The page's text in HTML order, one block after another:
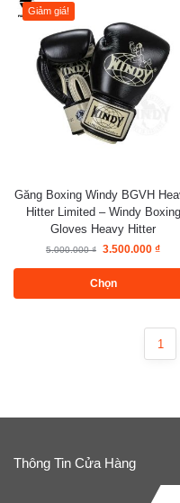
Giảm giá!
Găng Boxing Windy BGVH
Hitter Limited – Windy Boxing
Gloves Heavy Hitter
5.000.000₫ 3.500.000 ₫
Chọn
1
Thông Tin Cửa Hàng